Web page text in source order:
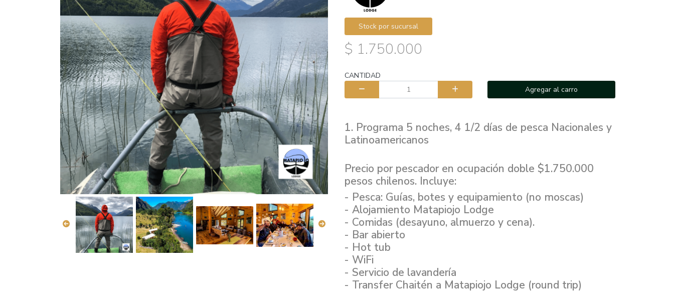
Stock por sucursal
$ 1.750.000
CANTIDAD
Agregar al carro
1. Programa 5 noches, 4 1/2 días de pesca Nacionales y
Latinoamericanos
Precio por pescador en ocupación doble $1.750.000
pesos chilenos. Incluye:
- Pesca: Guías, botes y equipamiento (no moscas)
- ⁠Alojamiento Matapiojo Lodge
- ⁠Comidas (desayuno, almuerzo y cena).
- ⁠Bar abierto
- ⁠Hot tub
- ⁠WiFi
- ⁠Servicio de lavandería
- ⁠Transfer Chaitén a Matapiojo Lodge (round trip)